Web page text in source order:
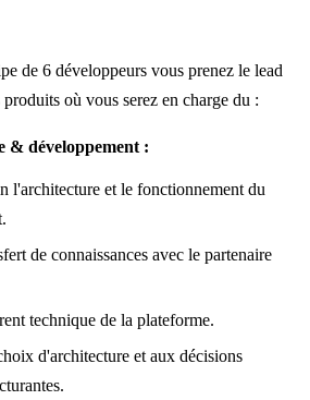
de 6 développeurs vous prenez le lead
produits où vous serez en charge du :
& développement :
l'architecture et le fonctionnement du
de connaissances avec le partenaire
technique de la plateforme.
d'architecture et aux décisions